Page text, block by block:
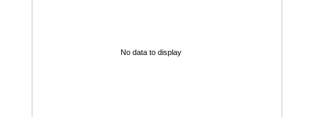
No data to display